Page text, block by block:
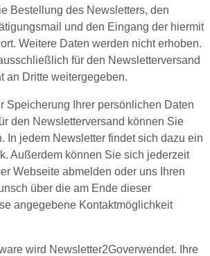
Bestellung des Newsletters, den
und den Eingang der hiermit
Weitere Daten werden nicht erhoben.
für den Newsletterversand
an Dritte weitergegeben.
Speicherung Ihrer persönlichen Daten
den Newsletterversand können Sie
In jedem Newsletter findet sich dazu ein
Außerdem können Sie sich jederzeit
Webseite abmelden oder uns Ihren
über die am Ende dieser
angegebene Kontaktmöglichkeit
wird Newsletter2Goverwendet. Ihre